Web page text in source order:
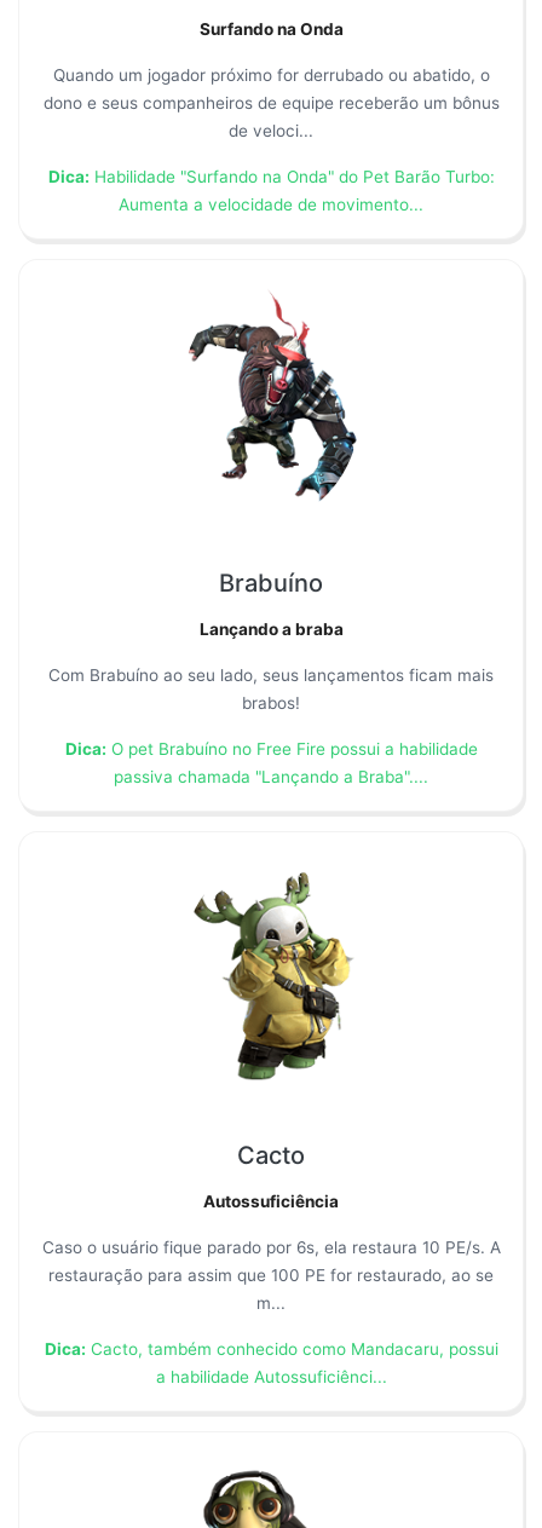
Surfando na Onda
Quando um jogador próximo for derrubado ou abatido, o
dono e seus companheiros de equipe receberão um bônus
de veloci...
Dica: Habilidade "Surfando na Onda" do Pet Barão Turbo:
Aumenta a velocidade de movimento...
Brabuíno
Lançando a braba
Com Brabuíno ao seu lado, seus lançamentos ficam mais
brabos!
Dica: O pet Brabuíno no Free Fire possui a habilidade
passiva chamada "Lançando a Braba"....
Cacto
Autossuficiência
Caso o usuário fique parado por 6s, ela restaura 10 PE/s. A
restauração para assim que 100 PE for restaurado, ao se
m...
Dica: Cacto, também conhecido como Mandacaru, possui
a habilidade Autossuficiênci...